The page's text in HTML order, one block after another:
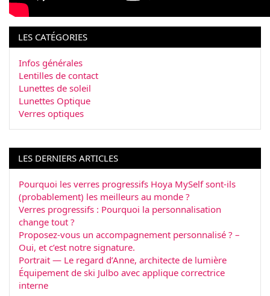
LES CATÉGORIES
Infos générales
Lentilles de contact
Lunettes de soleil
Lunettes Optique
Verres optiques
LES DERNIERS ARTICLES
Pourquoi les verres progressifs Hoya MySelf sont-ils
(probablement) les meilleurs au monde ?
Verres progressifs : Pourquoi la personnalisation
change tout ?
Proposez-vous un accompagnement personnalisé ? –
Oui, et c’est notre signature.
Portrait — Le regard d’Anne, architecte de lumière
Équipement de ski Julbo avec applique correctrice
interne